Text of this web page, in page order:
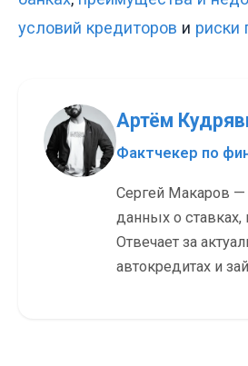
условий кредиторов и риски
Артём
Фактчекер по
Сергей Макаров —
данных о ставках,
Отвечает за
автокредитах и